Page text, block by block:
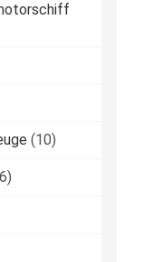
(10)